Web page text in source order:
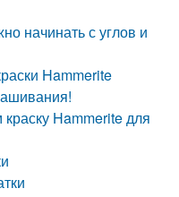
начинать с углов и
Hammerite
Hammerite для